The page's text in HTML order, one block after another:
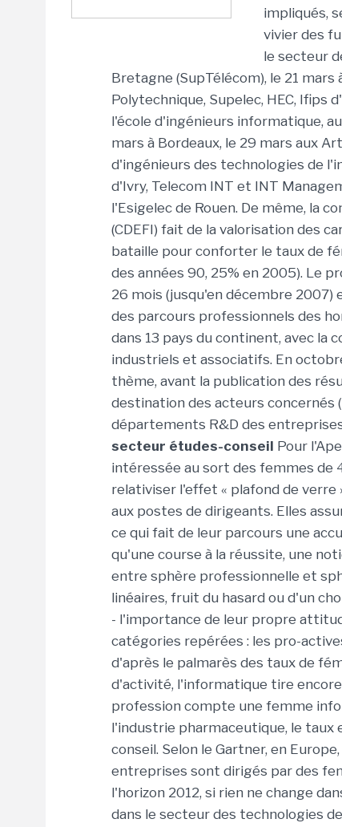
impliqués,
vivier des
le secteur
Bretagne (SupTélécom), le 21
Polytechnique, Supelec, HEC, Ifips
l'école d'ingénieurs informatique,
mars à Bordeaux, le 29 mars aux
d'ingénieurs des technologies de
d'Ivry, Telecom INT et INT
l'Esigelec de Rouen. De même, la
(CDEFI) fait de la valorisation des
bataille pour conforter le taux de
des années 90, 25% en 2005). Le
26 mois (jusqu'en décembre 2007)
des parcours professionnels des
dans 13 pays du continent, avec la
industriels et associatifs. En
thème, avant la publication des
destination des acteurs concernés
départements R&D des
secteur études-conseil Pour
intéressée au sort des femmes de
relativiser l'effet « plafond de verre
aux postes de dirigeants. Elles
ce qui fait de leur parcours une
qu'une course à la réussite, une
entre sphère professionnelle et
linéaires, fruit du hasard ou d'un
- l'importance de leur propre
catégories repérées : les pro-
d'après le palmarès des taux de
d'activité, l'informatique tire
profession compte une femme
l'industrie pharmaceutique, le taux
conseil. Selon le Gartner, en
entreprises sont dirigés par des
l'horizon 2012, si rien ne change
dans le secteur des technologies